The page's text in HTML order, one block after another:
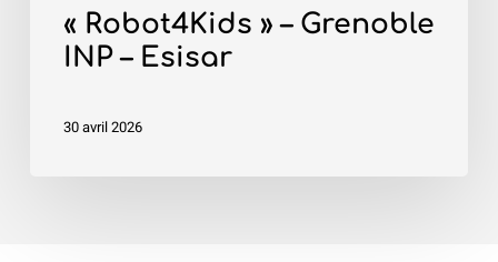
« Robot4Kids » – Grenoble
INP – Esisar
30 avril 2026